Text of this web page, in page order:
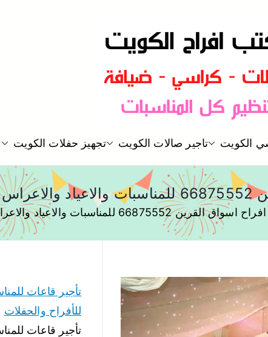
مكتب افراح
مكتب افراح و مناسبات و زواج و تخرج بالكويت
الكويت تاجير صالات الكويت تجهيز حفلات الكويت
للمناسبات والاعياد والاعراس
للأفراح والحفلات
تأجير قاعات